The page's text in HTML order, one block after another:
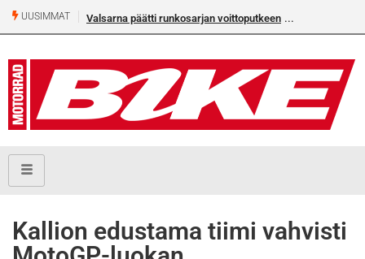
UUSIMMAT Valsarna päätti runkosarjan voittoputkeen
Kallion edustama tiimi vahvisti